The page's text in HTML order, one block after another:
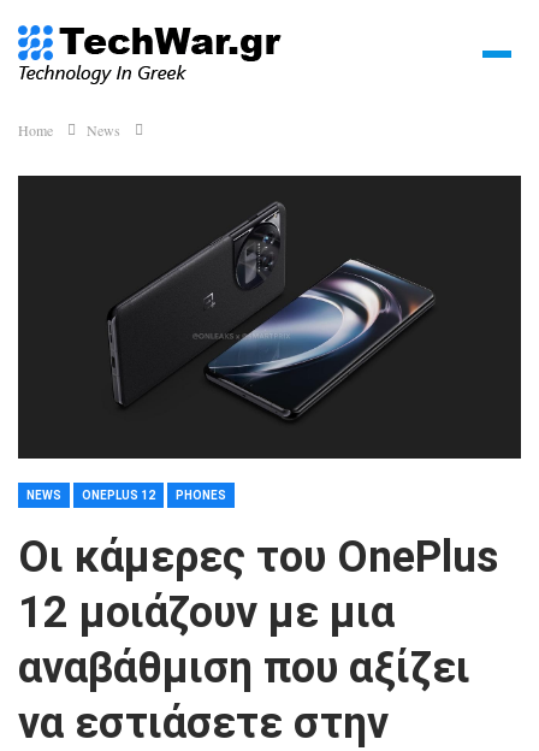
Home News
NEWS ONEPLUS 12 PHONES
Οι κάμερες του OnePlus
12 μοιάζουν με μια
αναβάθμιση που αξίζει
να εστιάσετε στην